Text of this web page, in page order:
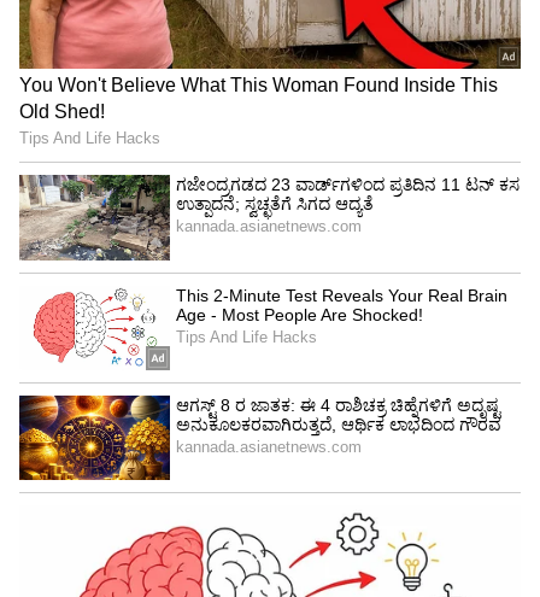
ಪ್ರಕಾರ, ವಾತಾವರಣವು ಮಸಿ ಅಥವಾ ಹೊಗೆಯಂತಹ
ಕಣಗಳಿಂದ ತುಂಬಿದ್ದು, ಇದು ಅತ್ಯಂತ ವಿಚಿತ್ರವಾಗಿದೆ.